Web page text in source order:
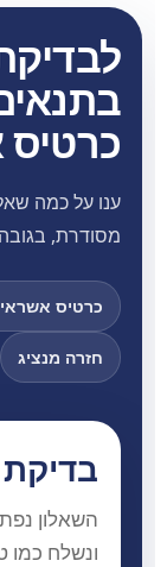
ענו על כמה
מסודרת, בגובה
כרטיס
חזרה מנציג
השאלון
ונשלח כמו